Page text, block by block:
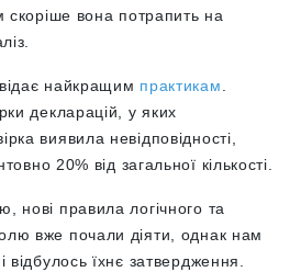
скоріше вона потрапить на
найкращим практикам
декларацій, у яких
виявила невідповідності,
20% від загальної кількості.
нові правила логічного та
вже почали діяти, однак нам
їхнє затвердження.